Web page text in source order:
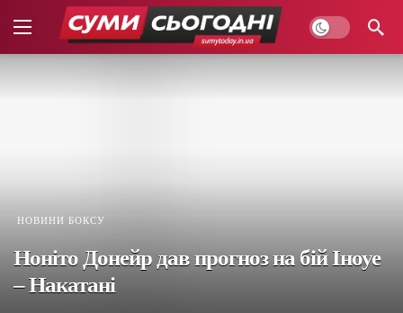
НОВИНИ БОКСУ
Ноніто Донейр дав прогноз на бій Іноуе
– Накатані